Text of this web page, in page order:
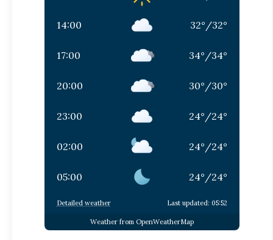
14:00 32° /32°
17:00 34° /34°
20:00 30° /30°
23:00 24° /24°
02:00 24° /24°
05:00 24° /24°
Detailed weather Last updated: 05:52
Weather from OpenWeatherMap